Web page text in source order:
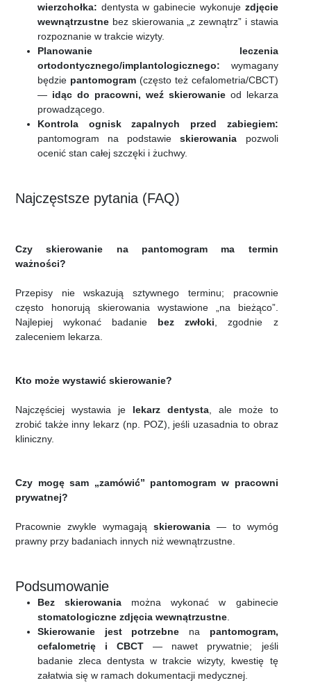
wierzchołka: dentysta w gabinecie wykonuje zdjęcie
wewnątrzustne bez skierowania „z zewnątrz” i stawia
rozpoznanie w trakcie wizyty.
Planowanie leczenia
ortodontycznego/implantologicznego: wymagany
będzie pantomogram(często też cefalometria/CBCT)
— idąc do pracowni, weź skierowanieod lekarza
prowadzącego.
Kontrola ognisk zapalnych przed zabiegiem:
pantomogram na podstawieskierowania pozwoli
ocenić stan całej szczęki i żuchwy.
Najczęstsze pytania (FAQ)
Czy skierowanie na pantomogram ma termin
ważności?
Przepisy nie wskazują sztywnego terminu; pracownie
często honorują skierowania wystawione „na bieżąco”.
Najlepiej wykonać badanie bez zwłoki , zgodnie z
zaleceniem lekarza.
Kto może wystawić skierowanie?
Najczęściej wystawia je lekarz dentysta, ale może to
zrobić także inny lekarz (np. POZ), jeśli uzasadnia to obraz
kliniczny.
Czy mogę sam „zamówić” pantomogram w pracowni
prywatnej?
Pracownie zwykle wymagają skierowania— to wymóg
prawny przy badaniach innych niż wewnątrzustne.
Podsumowanie
Bez skierowania można wykonać w gabinecie
stomatologiczne zdjęcia wewnątrzustne
Skierowanie jest potrzebne na pantomogram,
cefalometrię i CBCT — nawet prywatnie; jeśli
badanie zleca dentysta w trakcie wizyty, kwestię tę
załatwia się w ramach dokumentacji medycznej.